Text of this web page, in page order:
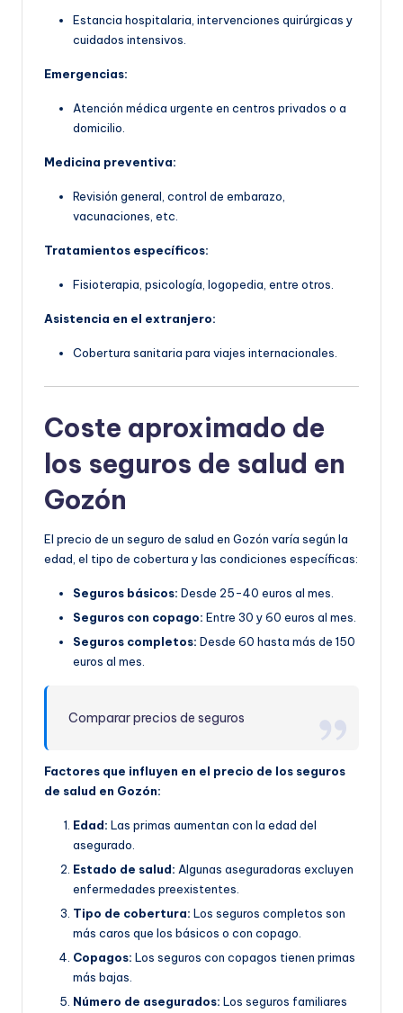
Estancia hospitalaria, intervenciones quirúrgicas y
cuidados intensivos.
Emergencias:
Atención médica urgente en centros privados o a
domicilio.
Medicina preventiva:
Revisión general, control de embarazo,
vacunaciones, etc.
Tratamientos específicos:
Fisioterapia, psicología, logopedia, entre otros.
Asistencia en el extranjero:
Cobertura sanitaria para viajes internacionales.
Coste aproximado de
los seguros de salud en
Gozón
El precio de un seguro de salud en Gozón varía según la
edad, el tipo de cobertura y las condiciones específicas:
Seguros básicos: Desde 25-40 euros al mes.
Seguros con copago: Entre 30 y 60 euros al mes.
Seguros completos: Desde 60 hasta más de 150
euros al mes.
Comparar precios de seguros
Factores que influyen en el precio de los seguros
de salud en Gozón:
Edad: Las primas aumentan con la edad del
asegurado.
Estado de salud: Algunas aseguradoras excluyen
enfermedades preexistentes.
Tipo de cobertura: Los seguros completos son
más caros que los básicos o con copago.
Copagos: Los seguros con copagos tienen primas
más bajas.
Número de asegurados: Los seguros familiares